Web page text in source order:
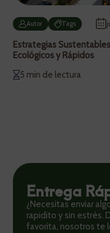
Autor Tags
Estrategias
Ecológicos y Rápidos
5 min de lectura
Entrega
¿Necesitas enviar
rapidito y sin estrés.
favorita, nosotros te